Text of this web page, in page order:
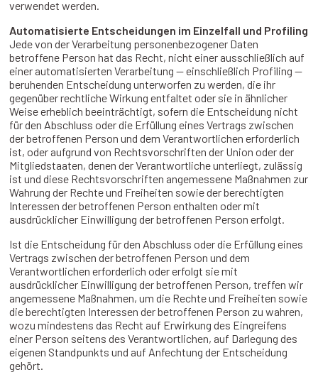
verwendet werden.
Automatisierte Entscheidungen im Einzelfall und Profiling
Jede von der Verarbeitung personenbezogener Daten
betroffene Person hat das Recht, nicht einer ausschließlich auf
einer automatisierten Verarbeitung — einschließlich Profiling —
beruhenden Entscheidung unterworfen zu werden, die ihr
gegenüber rechtliche Wirkung entfaltet oder sie in ähnlicher
Weise erheblich beeinträchtigt, sofern die Entscheidung nicht
für den Abschluss oder die Erfüllung eines Vertrags zwischen
der betroffenen Person und dem Verantwortlichen erforderlich
ist, oder aufgrund von Rechtsvorschriften der Union oder der
Mitgliedstaaten, denen der Verantwortliche unterliegt, zulässig
ist und diese Rechtsvorschriften angemessene Maßnahmen zur
Wahrung der Rechte und Freiheiten sowie der berechtigten
Interessen der betroffenen Person enthalten oder mit
ausdrücklicher Einwilligung der betroffenen Person erfolgt.
Ist die Entscheidung für den Abschluss oder die Erfüllung eines
Vertrags zwischen der betroffenen Person und dem
Verantwortlichen erforderlich oder erfolgt sie mit
ausdrücklicher Einwilligung der betroffenen Person, treffen wir
angemessene Maßnahmen, um die Rechte und Freiheiten sowie
die berechtigten Interessen der betroffenen Person zu wahren,
wozu mindestens das Recht auf Erwirkung des Eingreifens
einer Person seitens des Verantwortlichen, auf Darlegung des
eigenen Standpunkts und auf Anfechtung der Entscheidung
gehört.